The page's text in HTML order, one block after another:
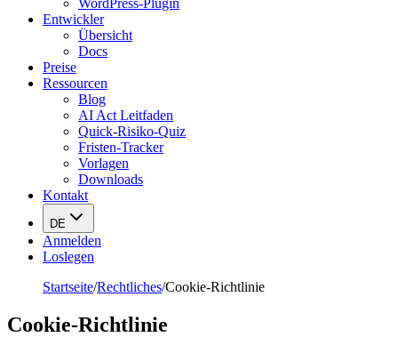
WordPress-Plugin
Entwickler
Übersicht
Docs
Preise
Ressourcen
Blog
AI Act Leitfaden
Quick-Risiko-Quiz
Fristen-Tracker
Vorlagen
Downloads
Kontakt
DE
Anmelden
Loslegen
Startseite/Rechtliches/Cookie-Richtlinie
Cookie-Richtlinie